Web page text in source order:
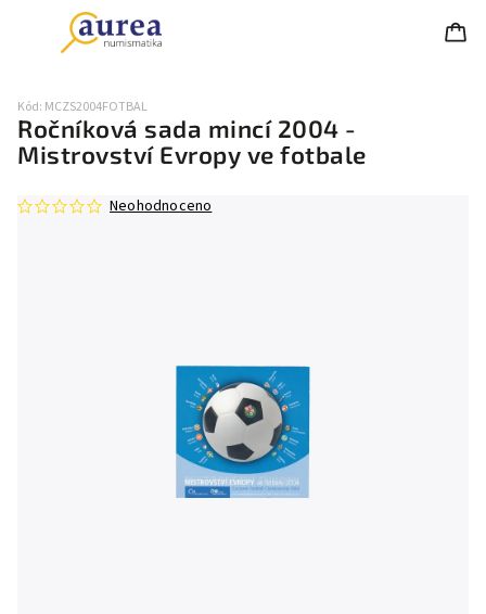
Ročníková sada mincí 2004 -
Mistrovství Evropy ve fotbale
Kód: MCZS2004FOTBAL
Neohodnoceno